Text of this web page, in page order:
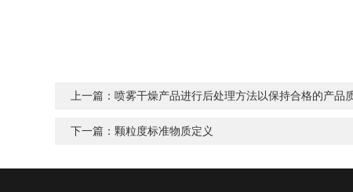
上一篇： 喷雾干燥产品进行后处理方法以保持合格的产品
下一篇： 颗粒度标准物质定义